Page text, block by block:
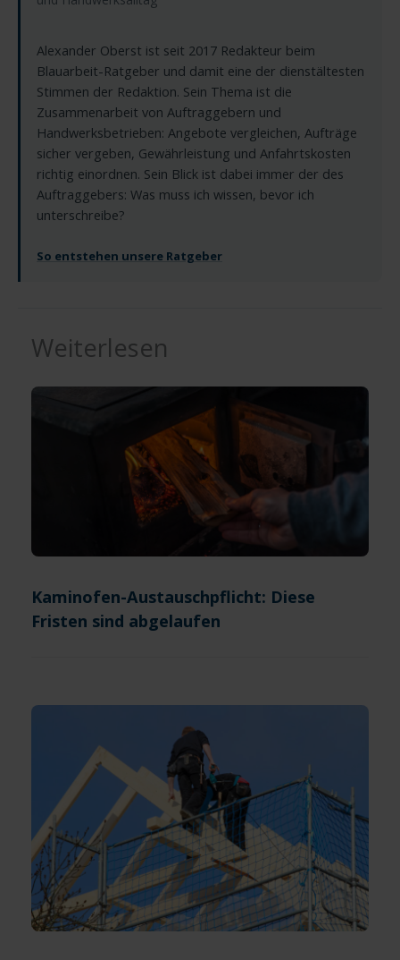
Alexander Oberst ist seit 2017 Redakteur beim
Blauarbeit-Ratgeber und damit eine der dienstältesten
Stimmen der Redaktion. Sein Thema ist die
Zusammenarbeit von Auftraggebern und
Handwerksbetrieben: Angebote vergleichen, Aufträge
sicher vergeben, Gewährleistung und Anfahrtskosten
richtig einordnen. Sein Blick ist dabei immer der des
Auftraggebers: Was muss ich wissen, bevor ich
unterschreibe?
So entstehen unsere Ratgeber
Weiterlesen
Kaminofen-Austauschpflicht: Diese
Fristen sind abgelaufen